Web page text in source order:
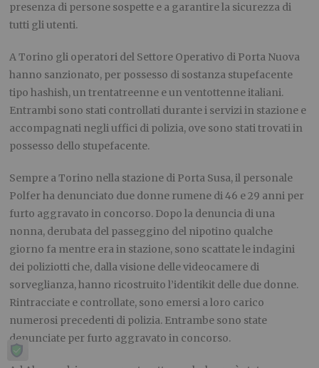
presenza di persone sospette e a garantire la sicurezza di
tutti gli utenti.
A Torino gli operatori del Settore Operativo di Porta Nuova
hanno sanzionato, per possesso di sostanza stupefacente
tipo hashish, un trentatreenne e un ventottenne italiani.
Entrambi sono stati controllati durante i servizi in stazione e
accompagnati negli uffici di polizia, ove sono stati trovati in
possesso dello stupefacente.
Sempre a Torino nella stazione di Porta Susa, il personale
Polfer ha denunciato due donne rumene di 46 e 29 anni per
furto aggravato in concorso. Dopo la denuncia di una
nonna, derubata del passeggino del nipotino qualche
giorno fa mentre era in stazione, sono scattate le indagini
dei poliziotti che, dalla visione delle videocamere di
sorveglianza, hanno ricostruito l’identikit delle due donne.
Rintracciate e controllate, sono emersi a loro carico
numerosi precedenti di polizia. Entrambe sono state
denunciate per furto aggravato in concorso.